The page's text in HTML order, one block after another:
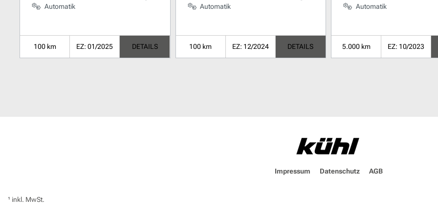
Automatik
100 km EZ: 01/2025 DETAILS
Automatik
100 km EZ: 12/2024 DETAILS
Automatik
5.000 km EZ: 10/2023
Impressum Datenschutz AGB
¹ inkl. MwSt.